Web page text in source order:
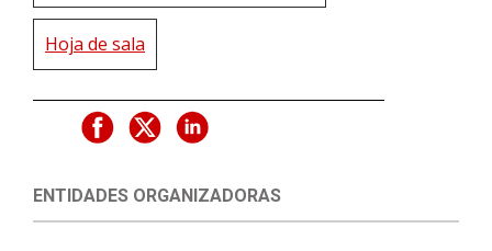
Hoja de sala
ENTIDADES ORGANIZADORAS